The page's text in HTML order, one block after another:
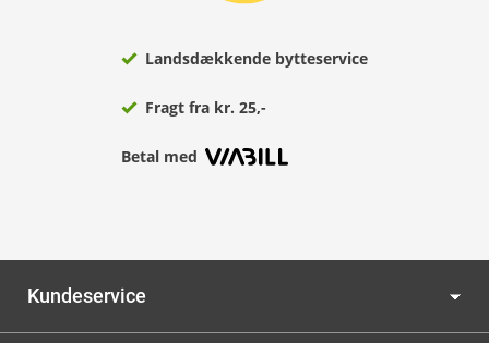
Landsdækkende bytteservice
Fragt fra kr. 25,-
Betal med
Kundeservice